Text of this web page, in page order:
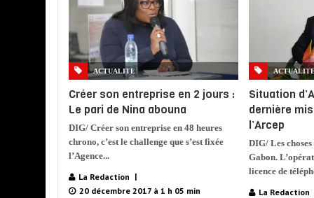
ACTUALITE
Créer son entreprise en 2 jours :
Le pari de Nina abouna
DIG/ Créer son entreprise en 48 heures
chrono, c’est le challenge que s’est fixée
l’Agence...
La Redaction
20 décembre 2017 à 1 h 05 min
Situation
dernière
l’Arcep
DIG/ Les
Gabon.
licence de
La Redaction